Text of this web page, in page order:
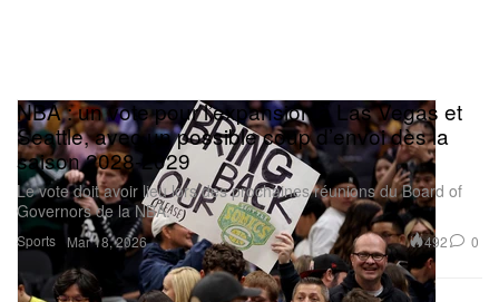
Sports
NBA : un vote pour l’expansion à Las Vegas et
Seattle, avec un possible coup d’envoi dès la
saison 2028‑2029
Le vote doit avoir lieu lors des prochaines réunions du Board of
Governors de la NBA.
Mar 18, 2026 492 0